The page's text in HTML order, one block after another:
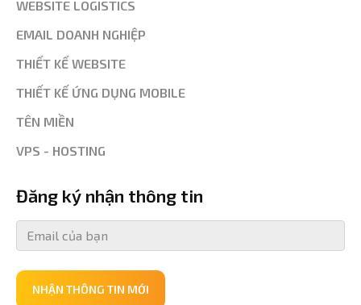
WEBSITE LOGISTICS
EMAIL DOANH NGHIỆP
THIẾT KẾ WEBSITE
THIẾT KẾ ỨNG DỤNG MOBILE
TÊN MIỀN
VPS - HOSTING
Đăng ký nhận thông tin
NHẬN THÔNG TIN MỚI